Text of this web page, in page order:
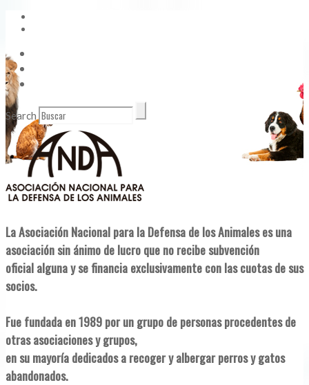
Search
La Asociación Nacional para la Defensa de los Animales es una
asociación sin ánimo de lucro que no recibe subvención
oficial alguna y se financia exclusivamente con las cuotas de sus
socios.
Fue fundada en 1989 por un grupo de personas procedentes de
otras asociaciones y grupos,
en su mayoría dedicados a recoger y albergar perros y gatos
abandonados.